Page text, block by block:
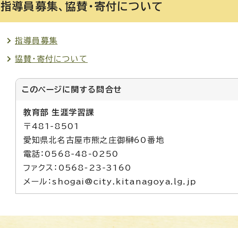
指導員募集、協賛・寄付について
指導員募集
協賛・寄付について
このページに関する 問合せ
教育部 生涯学習課
〒481-8501
愛知県北名古屋市熊之庄御榊60番地
電話：0568-48-0250
ファクス：0568-23-3160
メール：shogai@city.kitanagoya.lg.jp